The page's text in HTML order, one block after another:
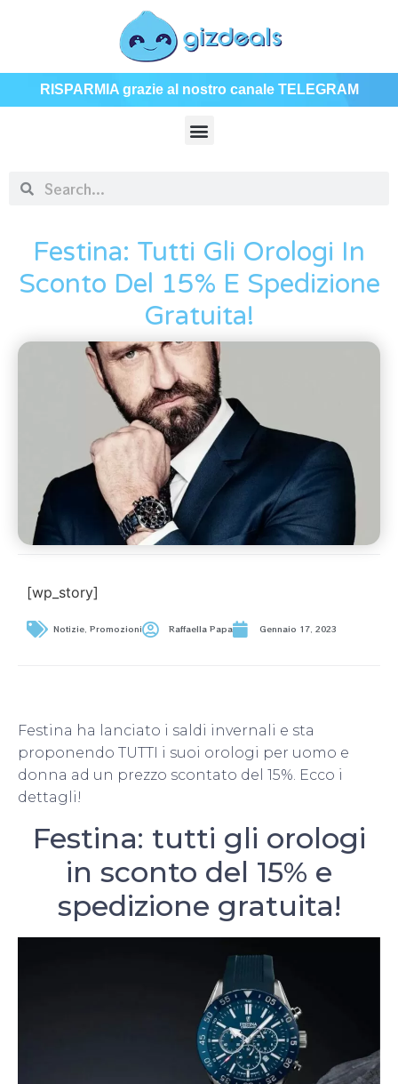
RISPARMIA grazie al nostro canale TELEGRAM
Festina: Tutti Gli Orologi In
Sconto Del 15% E Spedizione
Gratuita!
[wp_story]
Notizie, Promozioni Raffaella Papa Gennaio 17, 2023
Festina ha lanciato i saldi invernali e sta
proponendo TUTTI i suoi orologi per uomo e
donna ad un prezzo scontato del 15%. Ecco i
dettagli!
Festina: tutti gli orologi
in sconto del 15% e
spedizione gratuita!